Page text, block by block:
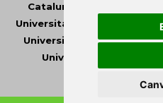
Catalunya
Universitat Pompeu Fabra
Universitat Rovira i Virgili
Universitat de València